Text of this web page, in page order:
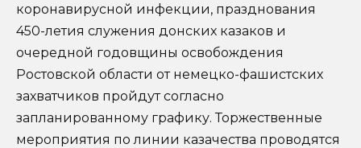
коронавирусной инфекции, празднования
450-летия служения донских казаков и
очередной годовщины освобождения
Ростовской области от немецко-фашистских
захватчиков пройдут согласно
запланированному графику. Торжественные
мероприятия по линии казачества проводятся